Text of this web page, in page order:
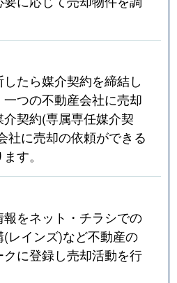
たら媒介契約を締結し
つの不動産会社に売却
契約(専属専任媒介契
社に売却の依頼ができる
す。
をネット・チラシでの
レインズ)など不動産の
に登録し売却活動を行